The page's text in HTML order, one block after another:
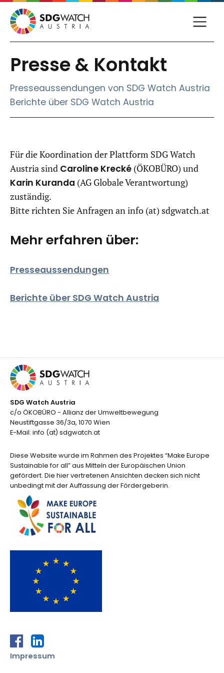
Presse & Kontakt
Presse­aussendungen von SDG Watch Austria
Berichte über SDG Watch Austria
Für die Koordination der Plattform SDG Watch
Austria sind Caroline Krecké (ÖKOBÜRO) und
Karin Kuranda (AG Globale Verantwortung)
zuständig.
Bitte richten Sie Anfragen an info (at) sdgwatch.at
Mehr erfahren über:
Presse­aussendungen
Berichte über SDG Watch Austria
SDG Watch Austria
c/o ÖKOBÜRO - Allianz der Umweltbewegung
Neustiftgasse 36/3a, 1070 Wien
E-Mail: info (at) sdgwatch.at
Diese Website wurde im Rahmen des Projektes “Make Europe
Sustainable for all” aus Mitteln der Europäischen Union
gefördert. Die hier vertretenen Ansichten decken sich nicht
unbedingt mit der Auffassung der Fördergeberin.
zur Facebook-Seite von SDGwatch Austria
zur LinkedIn-Seite von SDGwatch Austria
Impressum